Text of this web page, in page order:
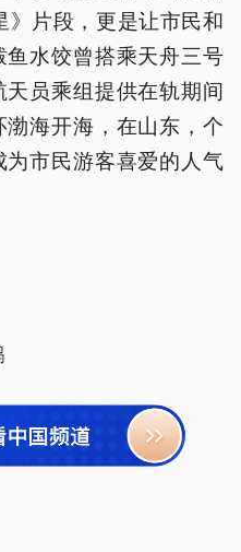
片段，更是让市民和
水饺曾搭乘天舟三号
员乘组提供在轨期间
海开海，在山东，个
市民游客喜爱的人气